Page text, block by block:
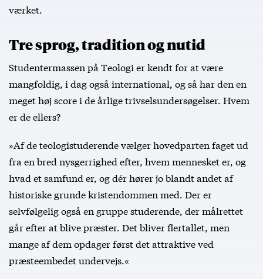
værket.
Tre sprog, tradition og nutid
Studentermassen på Teologi er kendt for at være
mangfoldig, i dag også international, og så har den en
meget høj score i de årlige trivselsundersøgelser. Hvem
er de ellers?
»Af de teologistuderende vælger hovedparten faget ud
fra en bred nysgerrighed efter, hvem mennesket er, og
hvad et samfund er, og dér hører jo blandt andet af
historiske grunde kristendommen med. Der er
selvfølgelig også en gruppe studerende, der målrettet
går efter at blive præster. Det bliver flertallet, men
mange af dem opdager først det attraktive ved
præsteembedet undervejs.«